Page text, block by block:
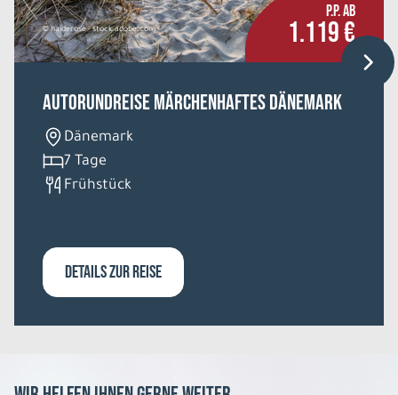
© haiderose - stock.adobe.com
P.P. AB
1.119 €
Autorundreise Märchenhaftes Dänemark
Dänemark
7 Tage
Frühstück
DETAILS ZUR REISE